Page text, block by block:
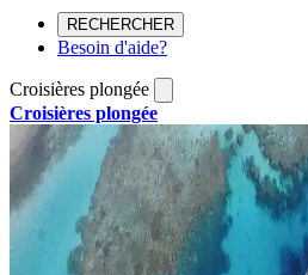
RECHERCHER
Besoin d'aide?
Croisières plongée
Croisières plongée